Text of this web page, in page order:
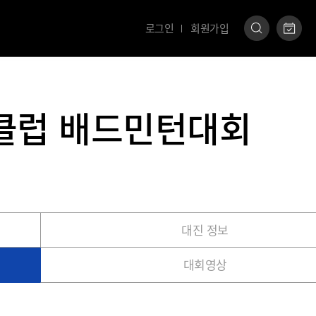
로그인 회원가입
배드민턴대회
대진 정보
대회영상